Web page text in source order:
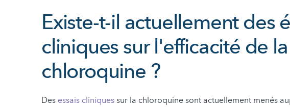
Existe-t-il actuellement des
cliniques sur l'efficacité de la
chloroquine ?
Des essais cliniquessur la chloroquine sont actuellement menés